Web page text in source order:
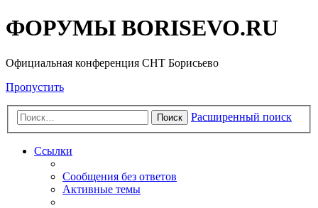
ФОРУМЫ BORISEVO.RU
Официальная конференция СНТ Борисьево
Пропустить
Поиск Расширенный поиск
Ссылки
Сообщения без ответов
Активные темы